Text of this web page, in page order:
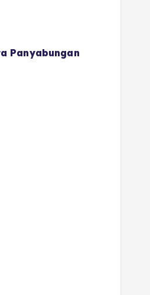
Panyabungan